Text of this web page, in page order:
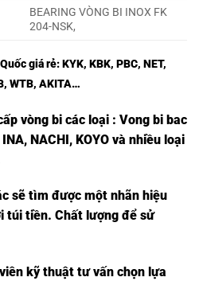
BEARING VÒNG BI INOX FK
204-NSK,
giá rẻ: KYK, KBK, PBC, NET,
WTB, AKITA…
vòng bi các loại : Vong bi bac
NACHI, KOYO và nhiều loại
sẽ tìm được một nhãn hiệu
túi tiền. Chất lượng để sử
kỹ thuật tư vấn chọn lựa